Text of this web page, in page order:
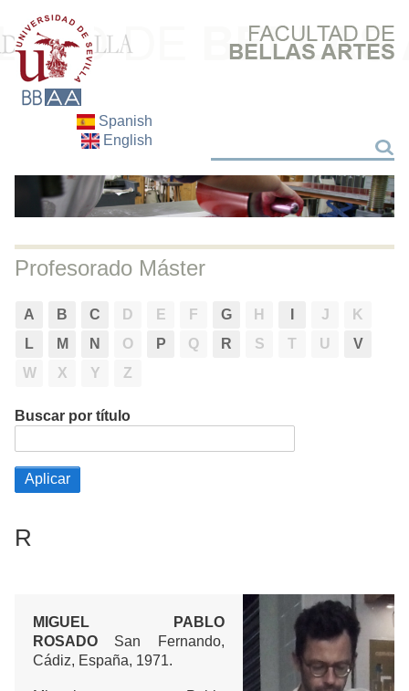
Spanish
English
Search
Profesorado Máster
A B C D E F G H J
K
L
M N O P Q R S T U
V
W
X Y Z
Buscar por título
R
MIGUEL PABLO
ROSADO San Fernando,
Cádiz, España, 1971.